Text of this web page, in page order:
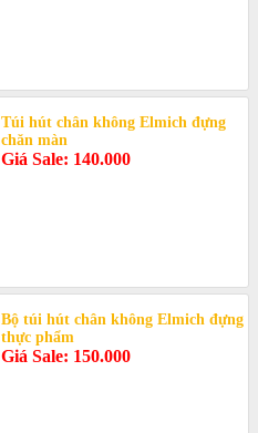
Túi hút chân không Elmich đựng
chăn màn
Giá Sale: 140.000
Bộ túi hút chân không Elmich đựng
thực phẩm
Giá Sale: 150.000